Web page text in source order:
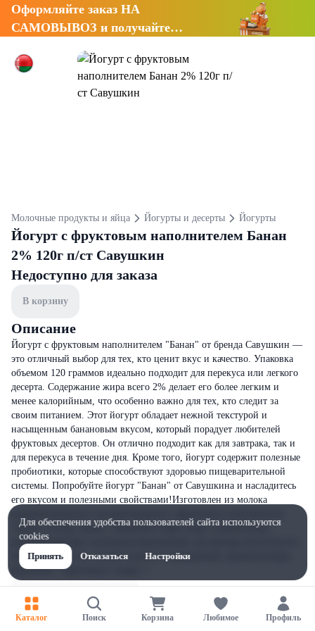
Оформляйте заказ НА
САМОВЫВОЗ и получайте
Молочные продукты и яйца Йогурты и десерты Йогурты
Йогурт с фруктовым наполнителем Банан
2% 120г п/ст Савушкин
Недоступно для заказа
В корзину
Описание
Йогурт с фруктовым наполнителем "Банан" от бренда Савушкин —
это отличный выбор для тех, кто ценит вкус и качество. Упаковка
объемом 120 граммов идеально подходит для перекуса или легкого
десерта. Содержание жира всего 2% делает его более легким и
менее калорийным, что особенно важно для тех, кто следит за
своим питанием. Этот йогурт обладает нежной текстурой и
насыщенным банановым вкусом, который порадует любителей
фруктовых десертов. Он отлично подходит как для завтрака, так и
для перекуса в течение дня. Кроме того, йогурт содержит полезные
пробиотики, которые способствуют здоровью пищеварительной
системы. Попробуйте йогурт "Банан" от Савушкина и насладитесь
его вкусом и полезными свойствами!Изготовлен из молока
"Банан" (сахар; банан;, банановое пюре; вода; стабилизатор -
дикрахмалфосфат оксипропилированный; регуляторы кислотности -
лимонная кислота, цитрат натрия 3-замещенный; ароматизаторы;
краситель - каротины), сахара, с
Каталог Поиск Корзина Любимое Профиль
Для обеспечения удобства пользователей сайта используются
cookies
Принять
Отказаться Настройки